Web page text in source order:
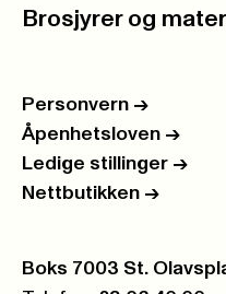
Brosjyrer og
Personvern ->
Åpenhetsloven ->
Ledige stillinger ->
Nettbutikken ->
Postboks:
Boks 7003 St.